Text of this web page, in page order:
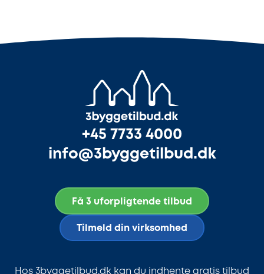
+45 7733 4000
info@3byggetilbud.dk
Få 3 uforpligtende tilbud
Tilmeld din virksomhed
Hos 3byggetilbud.dk kan du indhente gratis tilbud